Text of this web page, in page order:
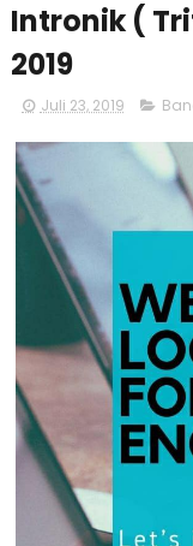
Intronik (
2019
Juli 23, 2019